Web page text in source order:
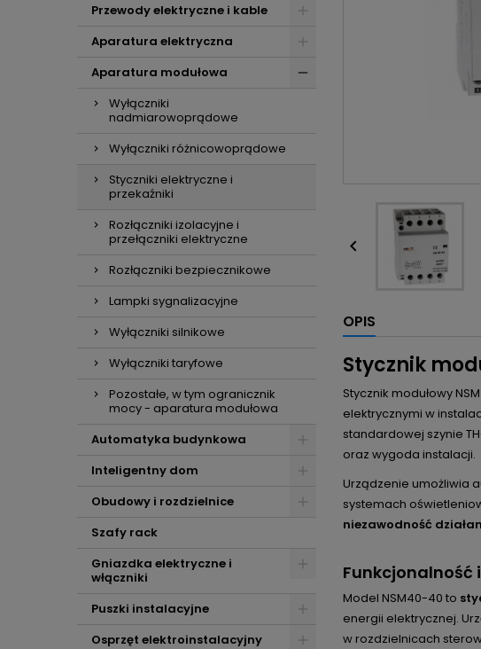
Przewody elektryczne i kable
Aparatura elektryczna
Aparatura modułowa
Wyłączniki
nadmiarowoprądowe
Wyłączniki różnicowoprądowe
Styczniki elektryczne i
przekaźniki
Rozłączniki izolacyjne i
przełączniki elektryczne
Rozłączniki bezpiecznikowe
Lampki sygnalizacyjne
Wyłączniki silnikowe
Wyłączniki taryfowe
Pozostałe, w tym ogranicznik
mocy - aparatura modułowa
Automatyka budynkowa
Inteligentny dom
Obudowy i rozdzielnice
Szafy rack
Gniazdka elektryczne i
włączniki
Puszki instalacyjne
Osprzęt elektroinstalacyjny

OPIS
Stycznik
Stycznik modułowy
elektrycznymi w
standardowej szynie
oraz wygoda instalacji.
Urządzenie umożliwia
systemach
niezawodność
Funkcjonalność
Model NSM40-40 to
energii elektrycznej.
w rozdzielnicach